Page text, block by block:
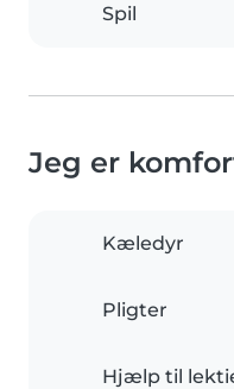
Spil
Jeg er
Kæledyr
Pligter
Hjælp til